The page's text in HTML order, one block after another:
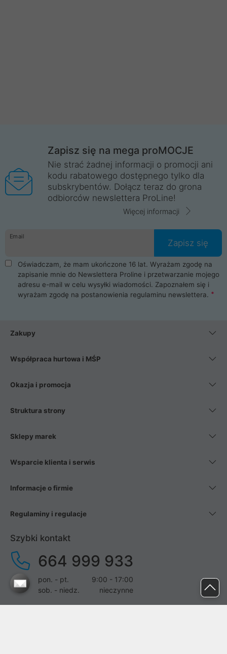
Zapisz się na mega proMOCJE
Nie strać żadnej informacji o promocji ani
kodu rabatowego dostępnego tylko dla
subskrybentów. Dołącz teraz do grona
odbiorców newslettera ProLine!
Więcej informacji
Email
Zapisz się
Oświadczam, że mam ukończone 16 lat. Wyrażam zgodę na
zapisanie mnie do Newslettera Proline i przetwarzanie mojego
adresu e-mail w celu wysyłki wiadomości. Zapoznałem się i
wyrażam zgodę na postanowienia regulaminu newslettera.
Zakupy
Współpraca hurtowa i MŚP
Okazja i promocja
Struktura strony
Sklepy marek
Wsparcie klienta i serwis
Informacje o firmie
Regulaminy i regulacje
Szybki kontakt
664 999 933
pon. - pt.
9:00 - 17:00
sob. - niedz.
nieczynne